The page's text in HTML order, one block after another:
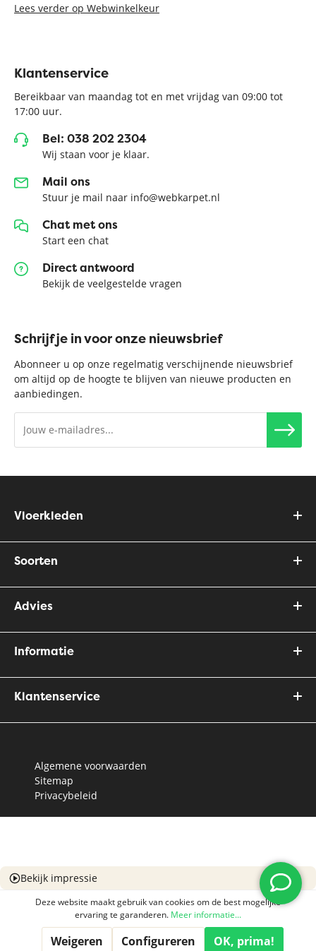
Lees verder op Webwinkelkeur
Klantenservice
Bereikbaar van maandag tot en met vrijdag van 09:00 tot
17:00 uur.
Bel: 038 202 2304
Wij staan voor je klaar.
Mail ons
Stuur je mail naar info@webkarpet.nl
Chat met ons
Start een chat
Direct antwoord
Bekijk de veelgestelde vragen
Schrijf je in voor onze nieuwsbrief
Abonneer u op onze regelmatig verschijnende nieuwsbrief
om altijd op de hoogte te blijven van nieuwe producten en
aanbiedingen.
Vloerkleden
Soorten
Advies
Informatie
Klantenservice
Algemene voorwaarden
Sitemap
Privacybeleid
Bekijk impressie
Deze website maakt gebruik van cookies om de best mogelijke
ervaring te garanderen. Meer informatie...
Weigeren Configureren OK, prima!